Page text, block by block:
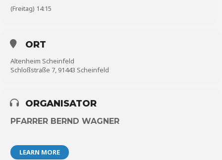
(Freitag) 14:15
ORT
Altenheim Scheinfeld
Schloßstraße 7, 91443 Scheinfeld
ORGANISATOR
PFARRER BERND WAGNER
LEARN MORE